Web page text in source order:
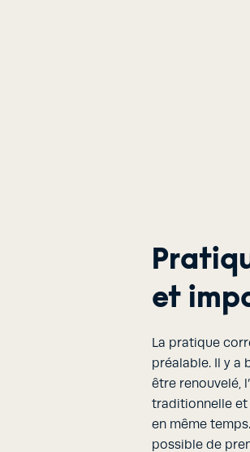
et
La pratique
préalable. Il y a
être renouvelé,
traditionnelle et
en même
possible de